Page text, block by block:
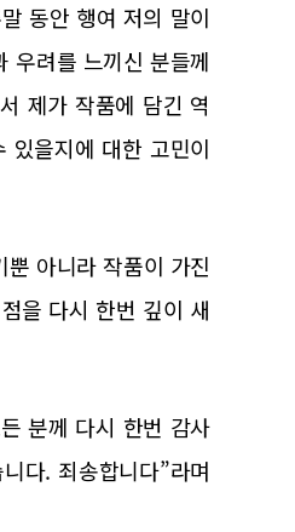
동안 행여 저의 말이
우려를 느끼신 분들께
제가 작품에 담긴 역
있을지에 대한 고민이
아니라 작품이 가진
을 다시 한번 깊이 새
분께 다시 한번 감사
다. 죄송합니다”라며